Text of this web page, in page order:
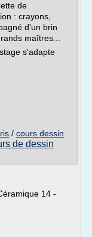
de
: crayons,
d'un brin
maîtres...
s'adapte
/ cours dessin
de dessin
14 -